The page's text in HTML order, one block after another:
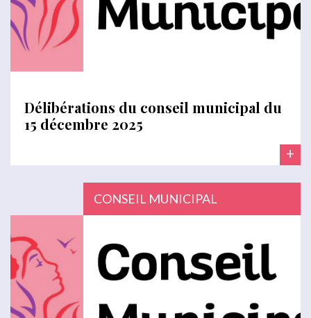
Délibérations du conseil municipal du
15 décembre 2025
+
CONSEIL MUNICIPAL